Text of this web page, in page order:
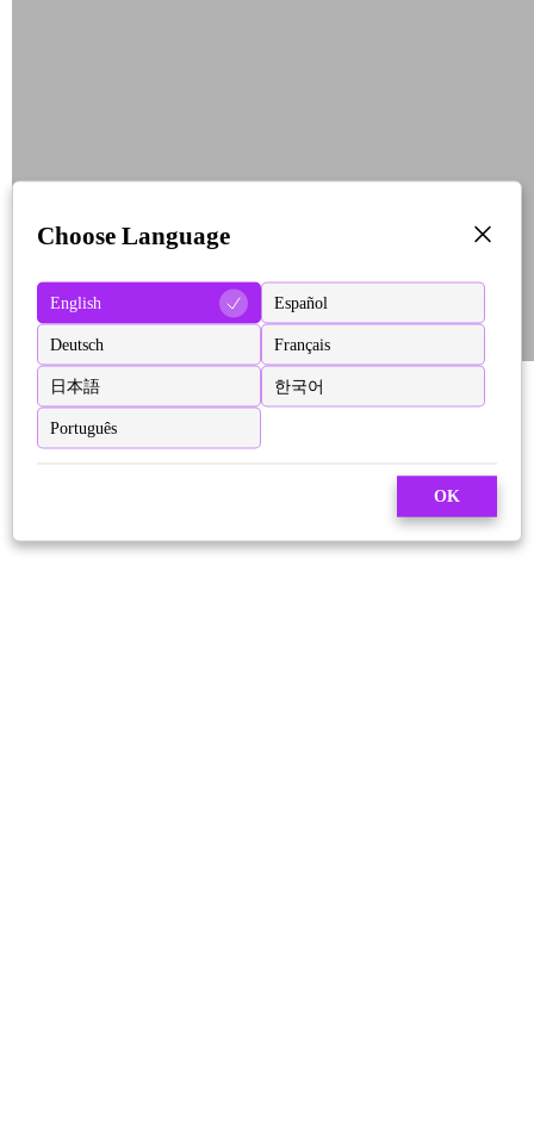
Choose Language
English Español
Deutsch Français
日本語 한국어
Português
OK